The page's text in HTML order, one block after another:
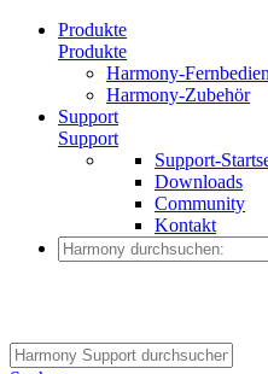
Produkte
Produkte
Harmony-
Harmony-Zubehör
Support
Support
Support-
Downloads
Community
Kontakt